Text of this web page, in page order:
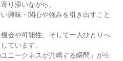
り添いながら、
興味・関心や強みを引き出すこと
会や可能性、そして一人ひとりへ
ています。
ニークネスが共鳴する瞬間」が生